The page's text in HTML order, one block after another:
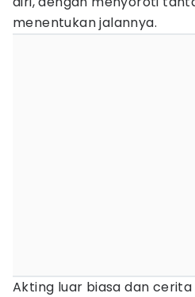
menentukan jalannya.
Akting luar biasa dan cerita